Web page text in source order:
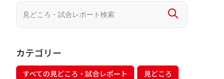
カテゴリー
すべての見どころ・試合レポート 見どころ